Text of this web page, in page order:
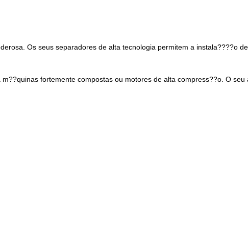
Os seus separadores de alta tecnologia permitem a instala????o
fortemente compostas ou motores de alta compress??o. O